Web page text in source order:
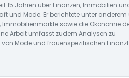
15 Jahren über Finanzen, Immobilien
und Mode. Er berichtete unter anderem
sowie die Ökonomie
Arbeit umfasst zudem Analysen zu
Mode und frauenspezifischen